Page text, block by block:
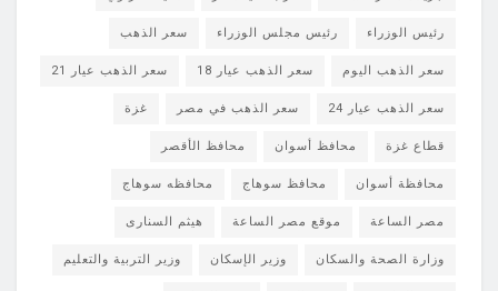
رئيس الوزراء رئيس مجلس الوزراء سعر الذهب
سعر الذهب اليوم سعر الذهب عيار 18 سعر الذهب عيار 21
سعر الذهب عيار 24 سعر الذهب في مصر غزة
قطاع غزة محافظ أسوان محافظ الأقصر
محافظة أسوان محافظ سوهاج محافظه سوهاج
مصر الساعة موقع مصر الساعة هيثم السنارى
وزارة الصحة والسكان وزير الإسكان وزير التربية والتعليم